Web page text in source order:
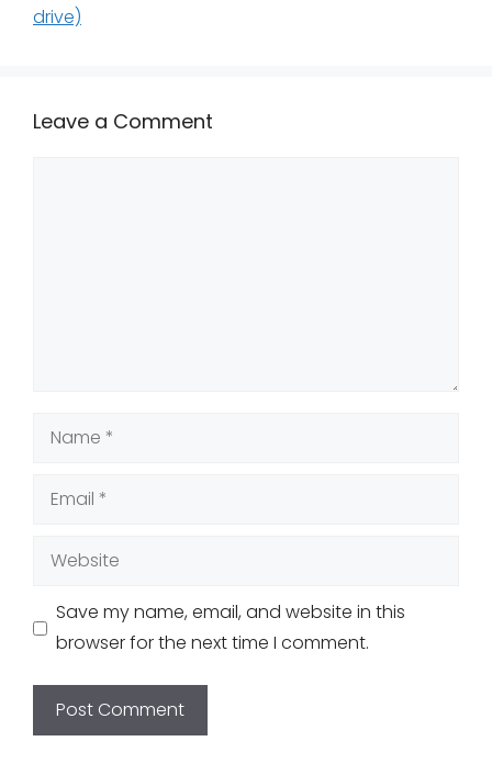
drive)
Leave a Comment
Name
Email
Website
Save my name, email, and website in this
browser for the next time I comment.